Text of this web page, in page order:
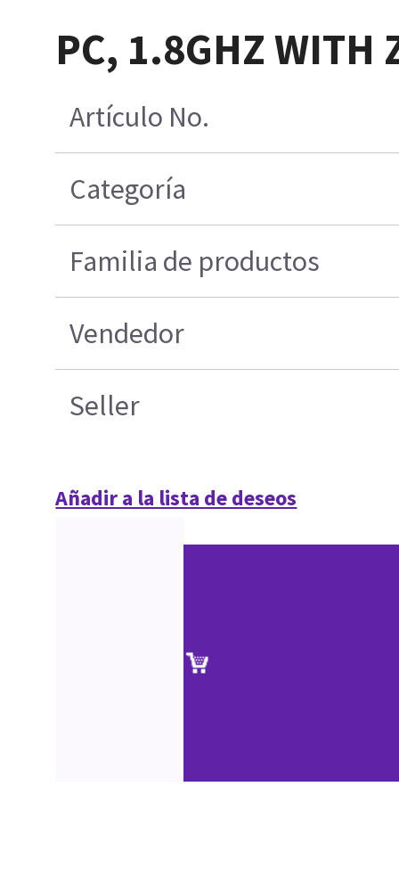
PC, 1.8GHZ WITH
Artículo No.
Categoría
Familia de productos
Vendedor
Seller
Añadir a la lista de deseos